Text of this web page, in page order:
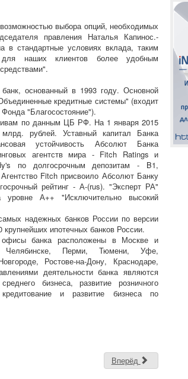
выбора опций, необходимых
правления Наталья Капинос.-
в стандартные условиях вклада, таким
наших клиентов более удобным
основанный в 1993 году. Основной
кредитные системы" (входит
Фонда "Благосостояние").
по данным ЦБ РФ. На 1 января 2015
рублей. Уставный капитал Банка
устойчивость Абсолют Банка
агентств мира - Fitch Ratings и
по долгосрочным депозитам - B1,
Fitch присвоило Абсолют Банку
рейтинг - А-(rus). "Эксперт РА"
уровне А++ "Исключительно высокий
надежных банков России по версии
ипотечных банков России.
банка расположены в Москве и
Челябинске, Перми, Тюмени, Уфе,
Ростове-на-Дону, Краснодаре,
деятельности банка являются
бизнеса, развитие розничного
и развитие бизнеса по
Вперёд